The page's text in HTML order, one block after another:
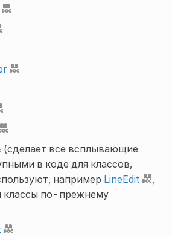
(сделает все всплывающие
в коде для классов,
например LineEdit
,
классы по-прежнему